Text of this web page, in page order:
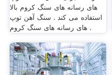
های رسانه های سنگ کروم بالا
استفاده می کند . سنگ آهن توپ
های رسانه های سنگ کروم .